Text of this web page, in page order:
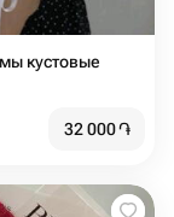
кустовые
32 000֏